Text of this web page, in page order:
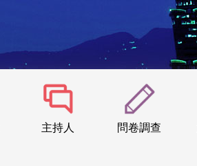
主持人 問卷調查